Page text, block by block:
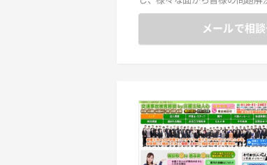
メールで相